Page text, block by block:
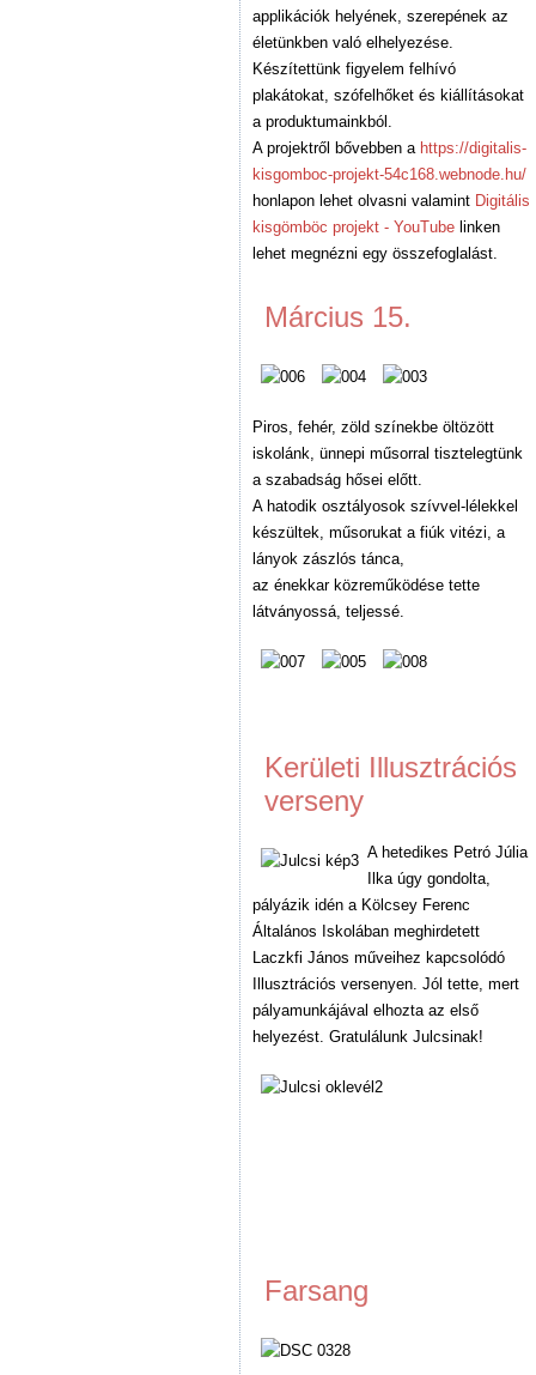
applikációk helyének, szerepének az
életünkben való elhelyezése.
Készítettünk figyelem felhívó
plakátokat, szófelhőket és kiállításokat
a produktumainkból.
A projektről bővebben a https://digitalis-
kisgomboc-projekt-54c168.webnode.hu/
honlapon lehet olvasni valamint Digitális
kisgömböc projekt - YouTube linken
lehet megnézni egy összefoglalást.
Március 15.
Piros, fehér, zöld színekbe öltözött
iskolánk, ünnepi műsorral tisztelegtünk
a szabadság hősei előtt.
A hatodik osztályosok szívvel-lélekkel
készültek, műsorukat a fiúk vitézi, a
lányok zászlós tánca,
az énekkar közreműködése tette
látványossá, teljessé.
Kerületi Illusztrációs
verseny
A hetedikes Petró Júlia
Ilka úgy gondolta,
pályázik idén a Kölcsey Ferenc
Általános Iskolában meghirdetett
Laczkfi János műveihez kapcsolódó
Illusztrációs versenyen. Jól tette, mert
pályamunkájával elhozta az első
helyezést. Gratulálunk Julcsinak!
Farsang